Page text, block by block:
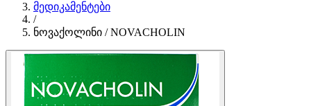
მედიკამენტები
/
ნოვაქოლინი / NOVACHOLIN